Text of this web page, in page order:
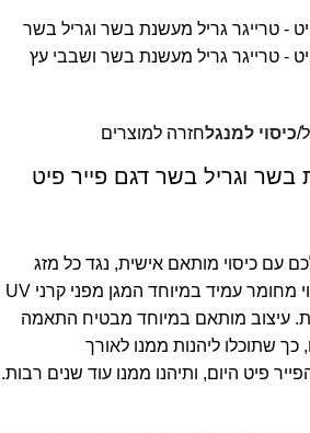
כיסוי למנגלחזרה למוצרים
בשר וגריל בשר דגם פייר פיט
עם כיסוי מותאם אישית, נגד כל מזג
אוויר. הכיסוי המקצועי עשוי מחומר עמיד במיוחד המגן מפני קרני UV
עיצוב מותאם במיוחד מבטיח התאמה
שתוכלו ליהנות ממנו לאורך
פיט היום, ותיהנו ממנו עוד שנים רבות.